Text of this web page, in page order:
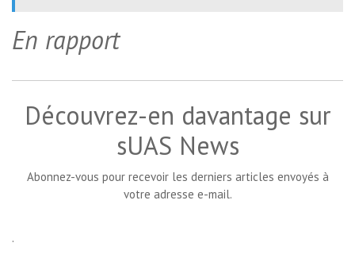
En rapport
Découvrez-en davantage sur
sUAS News
Abonnez-vous pour recevoir les derniers articles envoyés à
votre adresse e-mail.
.